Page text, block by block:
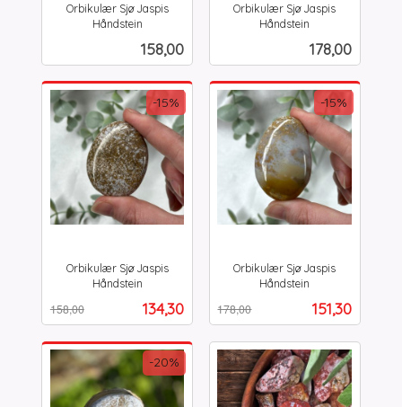
Orbikulær Sjø Jaspis
Håndstein
Pris
158,00
Orbikulær Sjø Jaspis
Håndstein
Pris
178,00
Orbikulær Sjø Jaspis
Håndstein
Tilbud
134,30
158,00
-15%
mva.
Orbikulær Sjø Jaspis
Håndstein
Tilbud
151,30
178,00
-15%
mva.
-20%